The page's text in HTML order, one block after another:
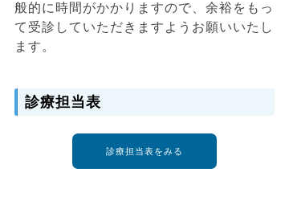
般的に時間がかかりますので、余裕をもっ
て受診していただきますようお願いいたし
ます。
診療担当表
診療担当表をみる